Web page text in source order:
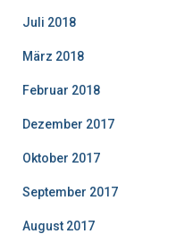
Juli 2018
März 2018
Februar 2018
Dezember 2017
Oktober 2017
September 2017
August 2017